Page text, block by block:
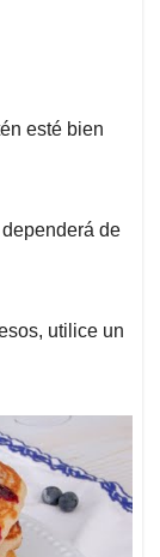
esté bien
de
utilice un